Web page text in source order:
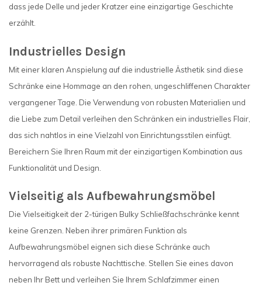
dass jede Delle und jeder Kratzer eine einzigartige Geschichte
erzählt.
Industrielles Design
Mit einer klaren Anspielung auf die industrielle Ästhetik sind diese
Schränke eine Hommage an den rohen, ungeschliffenen Charakter
vergangener Tage. Die Verwendung von robusten Materialien und
die Liebe zum Detail verleihen den Schränken ein industrielles Flair,
das sich nahtlos in eine Vielzahl von Einrichtungsstilen einfügt.
Bereichern Sie Ihren Raum mit der einzigartigen Kombination aus
Funktionalität und Design.
Vielseitig als Aufbewahrungsmöbel
Die Vielseitigkeit der 2-türigen Bulky Schließfachschränke kennt
keine Grenzen. Neben ihrer primären Funktion als
Aufbewahrungsmöbel eignen sich diese Schränke auch
hervorragend als robuste Nachttische. Stellen Sie eines davon
neben Ihr Bett und verleihen Sie Ihrem Schlafzimmer einen